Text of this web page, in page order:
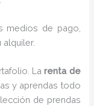
medios de pago,
Larenta de
y aprendas todo
de prendas